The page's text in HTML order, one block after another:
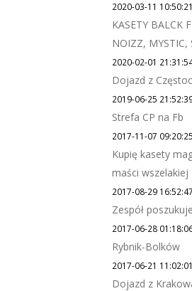
2020-03-11 10:50:21
KASETY BALCK
NOIZZ, MYSTIC,
2020-02-01
Dojazd z
2019-06-25
Strefa CP na Fb
2017-11-07 09:20:25
Kupię kasety
maści wszelakiej
2017-08-29 16:52:47
Zespół
2017-06-28
Rybnik-Bolków
2017-06-21 11:02:01
Dojazd z